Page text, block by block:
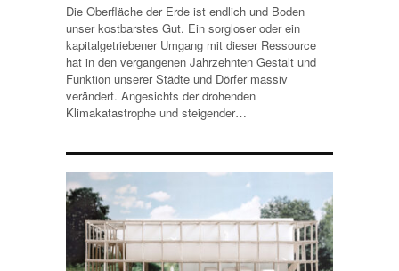
Die Oberfläche der Erde ist endlich und Boden
unser kostbarstes Gut. Ein sorgloser oder ein
kapitalgetriebener Umgang mit dieser Ressource
hat in den vergangenen Jahrzehnten Gestalt und
Funktion unserer Städte und Dörfer massiv
verändert. Angesichts der drohenden
Klimakatastrophe und steigender…